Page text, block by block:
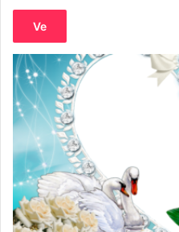
Ve